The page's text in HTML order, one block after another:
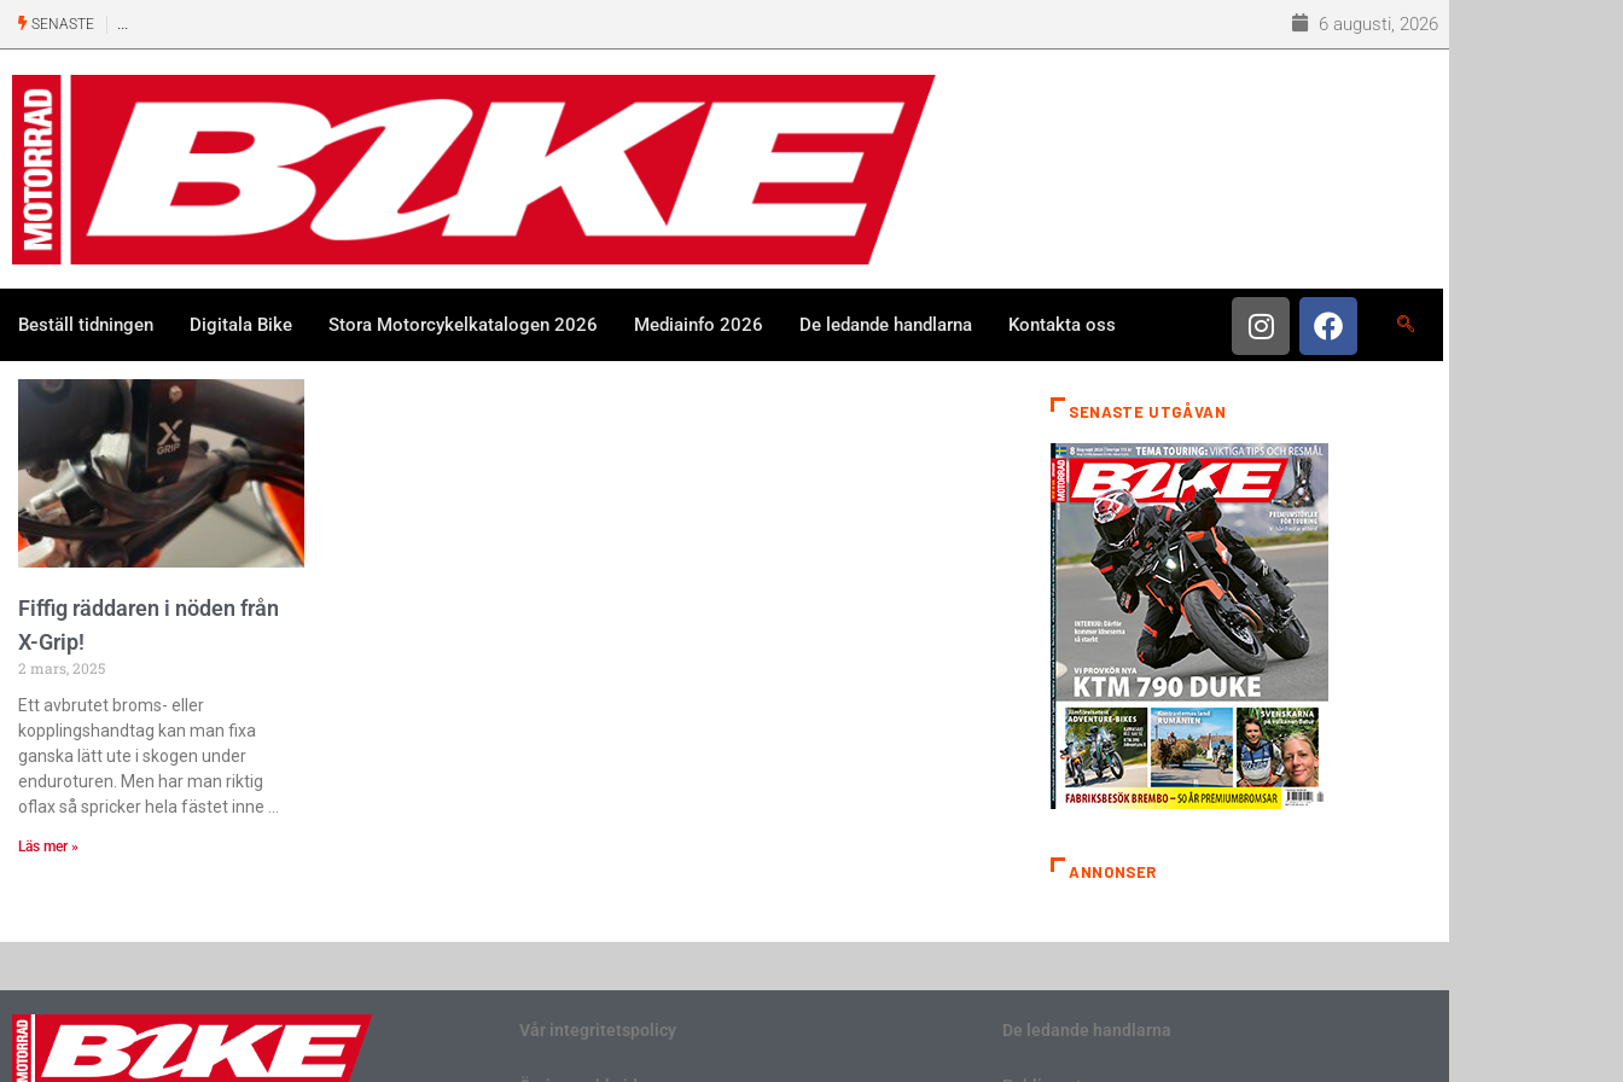
SENASTE 6 augusti, 2026
Beställ tidningen Digitala Bike Stora Motorcykelkatalogen 2026 Mediainfo 2026 De ledande handlarna Kontakta oss
Fiffig räddaren i nöden från
X-Grip!
2 mars, 2025
Ett avbrutet broms- eller
kopplingshandtag kan man fixa
ganska lätt ute i skogen under
enduroturen. Men har man riktig
oflax så spricker hela fästet inne
Läs mer »
SENASTE UTGÅVAN
ANNONSER
Vår integritetspolicy De ledande handlarna